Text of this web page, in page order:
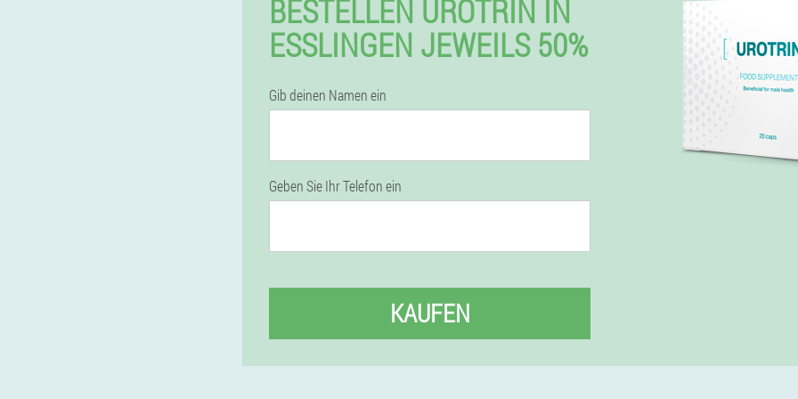
BESTELLEN UROTRIN IN
ESSLINGEN JEWEILS 50%
Gib deinen Namen ein
Geben Sie Ihr Telefon ein
KAUFEN